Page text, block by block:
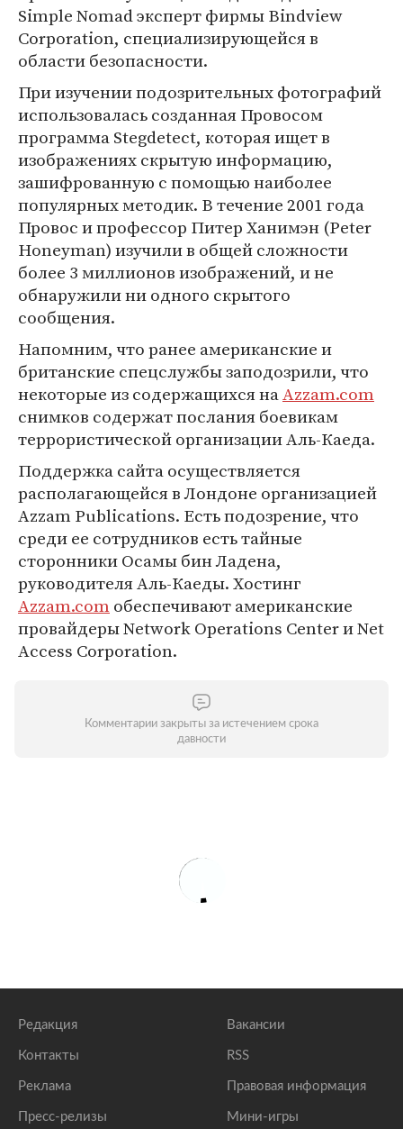
Simple Nomad эксперт фирмы Bindview
Corporation, специализирующейся в
области безопасности.
При изучении подозрительных фотографий
использовалась созданная Провосом
программа Stegdetect, которая ищет в
изображениях скрытую информацию,
зашифрованную с помощью наиболее
популярных методик. В течение 2001 года
Провос и профессор Питер Ханимэн (Peter
Honeyman) изучили в общей сложности
более 3 миллионов изображений, и не
обнаружили ни одного скрытого
сообщения.
Напомним, что ранее американские и
британские спецслужбы заподозрили, что
некоторые из содержащихся наAzzam.com
снимков содержат послания боевикам
террористической организации Аль-Каеда.
Поддержка сайта осуществляется
располагающейся в Лондоне организацией
Azzam Publications. Есть подозрение, что
среди ее сотрудников есть тайные
сторонники Осамы бин Ладена,
руководителя Аль-Каеды. Хостинг
Azzam.com обеспечивают американские
провайдеры Network Operations Center и Net
Access Corporation.
Комментарии закрыты за истечением срока
давности
Редакция
Контакты
Реклама
Пресс-релизы
Вакансии
RSS
Правовая информация
Мини-игры